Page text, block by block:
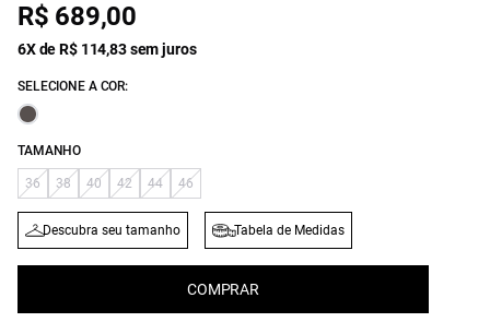
R$ 689,00
6X de R$ 114,83 sem juros
SELECIONE A COR:
TAMANHO
36 38 40 42 44 46
Descubra seu tamanho Tabela de Medidas
COMPRAR